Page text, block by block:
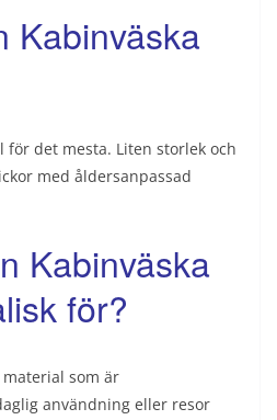
Kabinväska
för det mesta. Liten storlek och
med åldersanpassad
Kabinväska
för?
som är
användning eller resor